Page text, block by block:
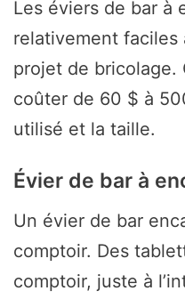
Les éviers de bar à
relativement
projet de bricolage.
coûter de 60 $ à
utilisé et la taille.
Évier de bar à
Un évier de bar
comptoir. Des
comptoir, juste à